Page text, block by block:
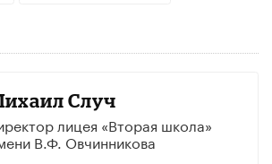
Случ
лицея «Вторая школа»
В.Ф. Овчинникова